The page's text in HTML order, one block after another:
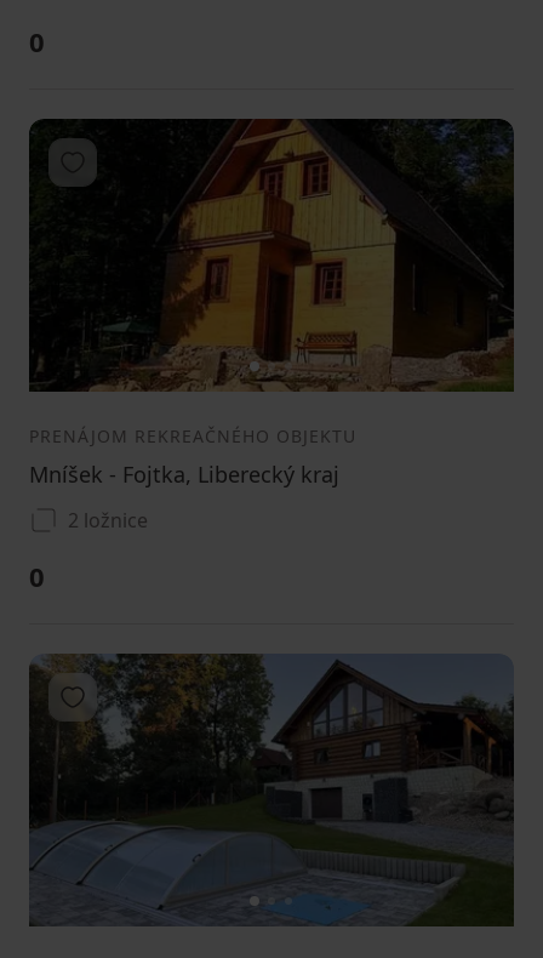
0
12 3
Pridať do obľúbených
PRENÁJOM REKREAČNÉHO OBJEKTU
Mníšek - Fojtka, Liberecký kraj
2 ložnice
0
12
Pridať do obľúbených